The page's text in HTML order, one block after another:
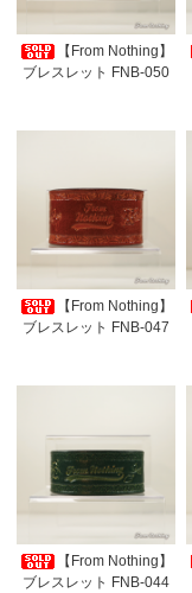
【From Nothing】
ブレスレット FNB-050
【From Nothing】
ブレスレット FNB-047
【From Nothing】
ブレスレット FNB-044